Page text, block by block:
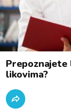
likovima?